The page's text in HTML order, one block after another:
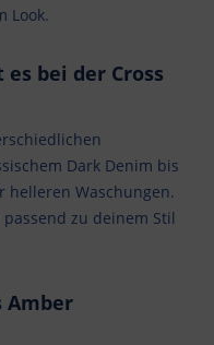
Look.
bei der Cross
Dark Denim bis
helleren Waschungen.
zu deinem Stil
Amber